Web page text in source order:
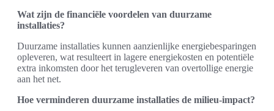
Wat zijn de financiële voordelen van duurzame
installaties?
Duurzame installaties kunnen aanzienlijke energiebesparingen
opleveren, wat resulteert in lagere energiekosten en potentiële
extra inkomsten door het terugleveren van overtollige energie
aan het net.
Hoe verminderen duurzame installaties de milieu-impact?